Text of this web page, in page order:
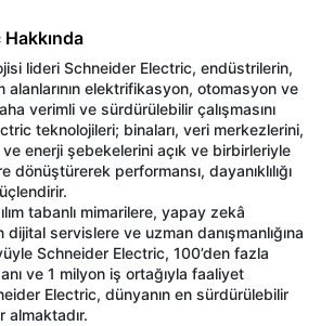
lideri Schneider Electric, endüstrilerin,
alanlarının elektrifikasyon, otomasyon ve
verimli ve sürdürülebilir çalışmasını
teknolojileri; binaları, veri merkezlerini,
ve enerji şebekelerini açık ve birbirleriyle
performansı, dayanıklılığı
tabanlı mimarilere, yapay zekâ
servislere ve uzman danışmanlığına
Schneider Electric, 100’den fazla
ve 1 milyon iş ortağıyla faaliyet
Electric, dünyanın en sürdürülebilir
almaktadır.